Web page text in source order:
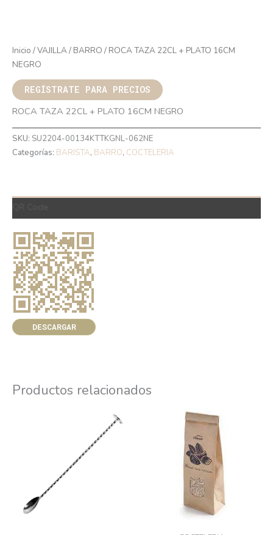
Inicio /VAJILLA/ BARRO / ROCA TAZA 22CL + PLATO 16CM
NEGRO
REGÍSTRATE PARA PRECIOS
ROCA TAZA 22CL + PLATO 16CM NEGRO
SKU: SU2204-00134KTTKGNL-062NE
Categorías: BARISTA, BARRO, COCTELERIA
DESCARGAR
Productos relacionados